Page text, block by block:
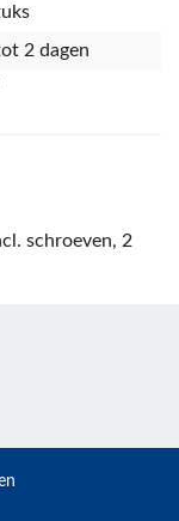
2 dagen
schroeven, 2